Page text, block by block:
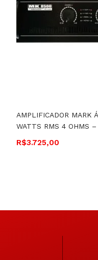
AMPLIFICADOR MARK
WATTS RMS 4 OHMS
R$3.725,00